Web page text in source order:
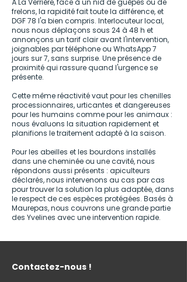
À La Verrière, face à un nid de guêpes ou de
frelons, la rapidité fait toute la différence, et
DGF 78 l'a bien compris. Interlocuteur local,
nous nous déplaçons sous 24 à 48 h et
annonçons un tarif clair avant l'intervention,
joignables par téléphone ou WhatsApp 7
jours sur 7, sans surprise. Une présence de
proximité qui rassure quand l'urgence se
présente.
Cette même réactivité vaut pour les chenilles
processionnaires, urticantes et dangereuses
pour les humains comme pour les animaux :
nous évaluons la situation rapidement et
planifions le traitement adapté à la saison.
Pour les abeilles et les bourdons installés
dans une cheminée ou une cavité, nous
répondons aussi présents : apiculteurs
déclarés, nous intervenons au cas par cas
pour trouver la solution la plus adaptée, dans
le respect de ces espèces protégées. Basés à
Maurepas, nous couvrons une grande partie
des Yvelines avec une intervention rapide.
Contactez-nous !